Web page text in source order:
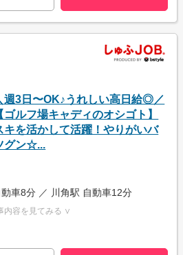
週3日〜OK♪うれしい高日給◎／
ゴルフ場キャディのオシゴト】
キを活かして活躍！やりがいバ
グン☆...
車8分 ／ 川角駅 自動車12分
内容を見てみる ∨